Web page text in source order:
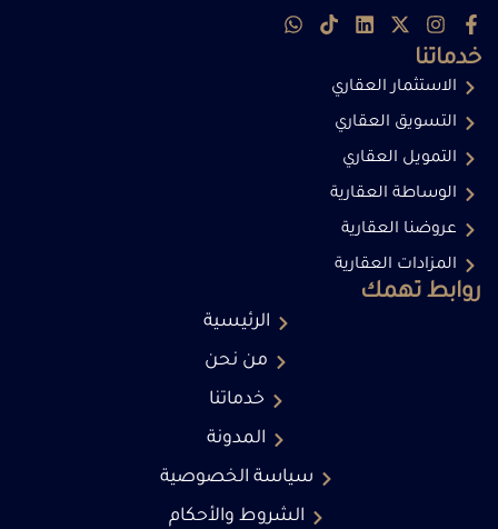
روابط تهمك
الرئيسية
من نحن
خدماتنا
المدونة
سياسة الخصوصية
الشروط والأحكام
خدماتنا
الاستثمار العقاري
التسويق العقاري
التمويل العقاري
الوساطة العقارية
عروضنا العقارية
المزادات العقارية